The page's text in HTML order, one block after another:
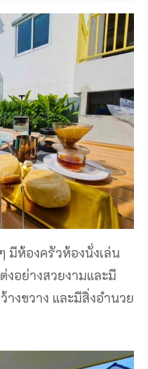
มีห้องครัวห้องนั่งเล่น
อย่างสวยงามและมี
งขวาง และมีสิ่งอำนวย